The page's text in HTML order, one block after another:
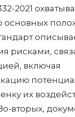
2021
основных
рисками,
включая
их
вторых,